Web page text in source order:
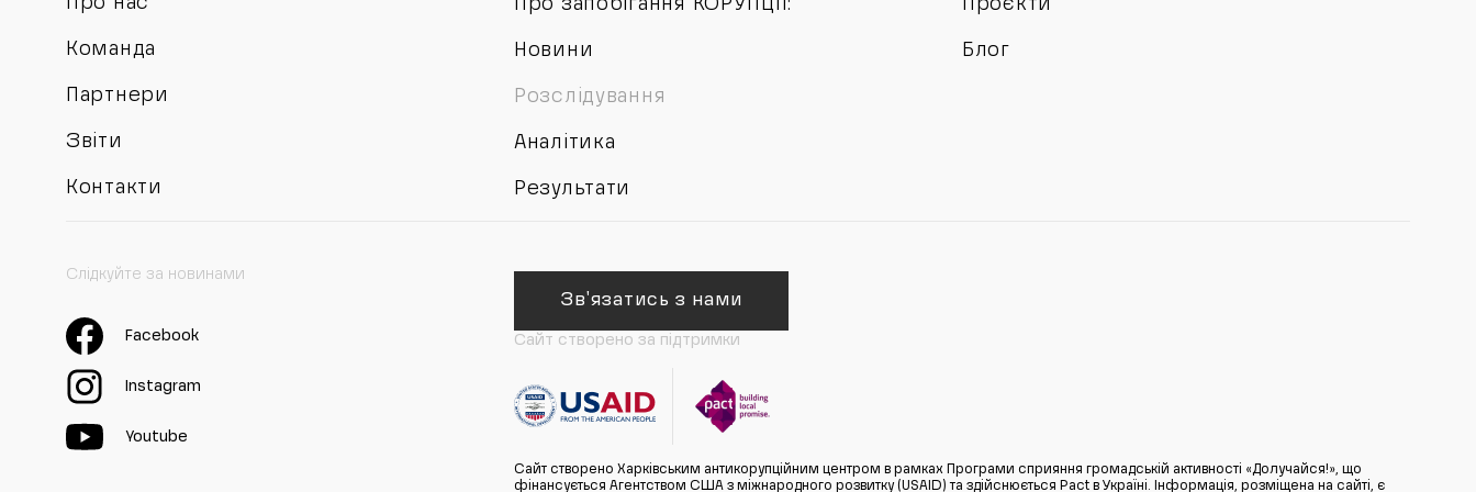
Команда
Партнери
Звіти
Контакти
Новини
Розслідування
Аналітика
Результати
Блог
Слідкуйте за новинами
Facebook
Instagram
Youtube
Зв'язатись з нами
Сайт створено за підтримки
Сайт створено Харківським антикорупційним центром в рамках Програми сприяння громадській активності «Долучайся!», що
фінансується Агентством США з міжнародного розвитку (USAID) та здійснюється Pact в Україні. Інформація, розміщена на сайті, є